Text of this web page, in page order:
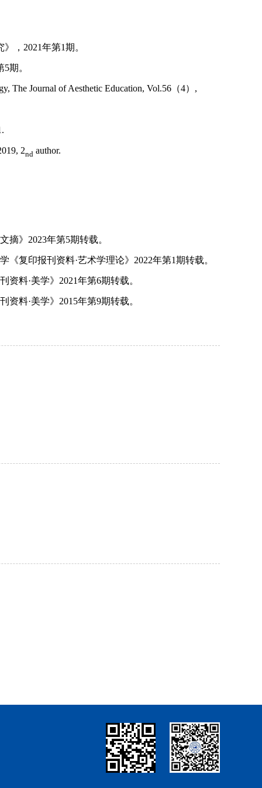
， 2021年第1期。
5期。
The Journal of Aesthetic Education, Vol.56 （4） ,
2nd author.
摘》 2023年第5期转载。
《复印报刊资料·艺术学理论》 2022年第1期转载。
资料·美学》 2021年第6期转载。
资料·美学》 2015年第9期转载。